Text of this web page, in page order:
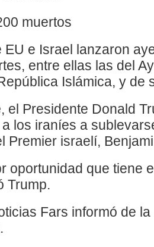
muertos
EU e Israel lanzaron
entre ellas las del
Islámica, y de
el Presidente Donald
los iraníes a
Premier israelí,
oportunidad que tiene
Trump.
Fars informó de